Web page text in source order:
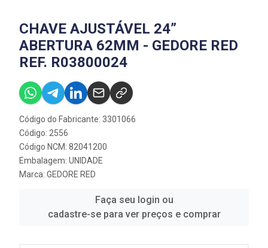
CHAVE AJUSTÁVEL 24”
ABERTURA 62MM - GEDORE RED
REF. R03800024
Código do Fabricante: 3301066
Código: 2556
Código NCM: 82041200
Embalagem: UNIDADE
Marca: GEDORE RED
Faça seu login ou
cadastre-se para ver preços e comprar